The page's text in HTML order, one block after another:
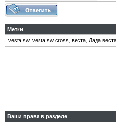
Метки
vesta sw, vesta sw cross веста Лада веста
Ваши права в разделе